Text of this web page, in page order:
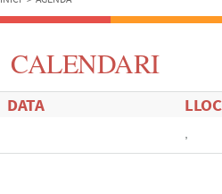
CALENDARI
DATA LLOC